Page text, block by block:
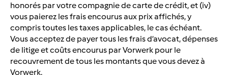
honorés par votre compagnie de carte de crédit, et (iv)
vous paierez les frais encourus aux prix affichés, y
compris toutes les taxes applicables, le cas échéant.
Vous acceptez de payer tous les frais d’avocat, dépenses
de litige et coûts encourus par Vorwerk pour le
recouvrement de tous les montants que vous devez à
Vorwerk.